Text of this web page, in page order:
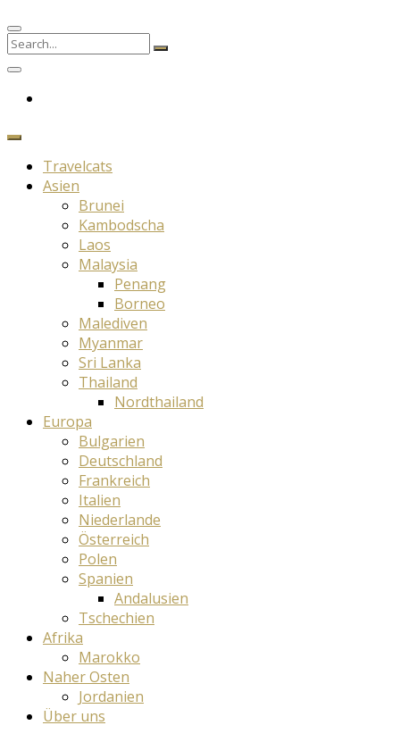
Search
Search
Travelcats
Asien
Brunei
Kambodscha
Laos
Malaysia
Penang
Borneo
Malediven
Myanmar
Sri Lanka
Thailand
Nordthailand
Europa
Bulgarien
Deutschland
Frankreich
Italien
Niederlande
Österreich
Polen
Spanien
Andalusien
Tschechien
Afrika
Marokko
Naher Osten
Jordanien
Über uns